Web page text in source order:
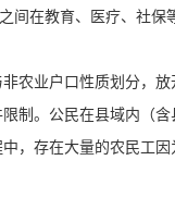
间在教育、医疗、社
农业户口性质划分，
制。公民在县域内（
，存在大量的农民工因